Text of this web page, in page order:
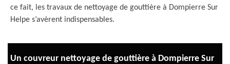
ce fait, les travaux de nettoyage de gouttière à Dompierre Sur
Helpe s’avèrent indispensables.
Un couvreur nettoyage de gouttière à Dompierre Sur